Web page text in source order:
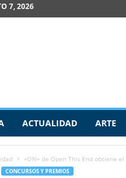
7, 2026
ACTUALIDAD ARTE
«ON» de Open This End obtiene
CONCURSOS Y PREMIOS